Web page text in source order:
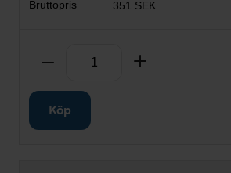
351 SEK
Ta bort
Köp